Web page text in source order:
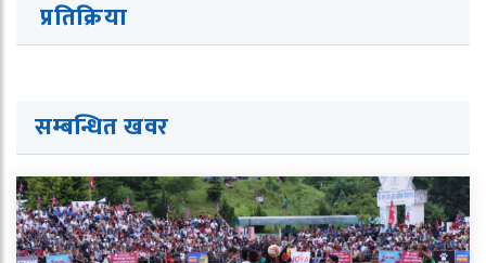
प्रतिक्रिया
सम्बन्धित खवर